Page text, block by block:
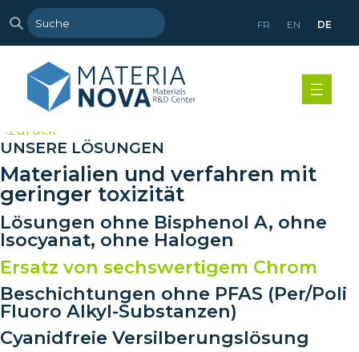
FR EN DE
zurück
UNSERE LÖSUNGEN
Materialien und verfahren mit
geringer toxizität
Lösungen ohne Bisphenol A, ohne
Isocyanat, ohne Halogen
Ersatz von sechswertigem Chrom
Beschichtungen ohne PFAS (Per/Poli
Fluoro Alkyl-Substanzen)
Cyanidfreie Versilberungslösung